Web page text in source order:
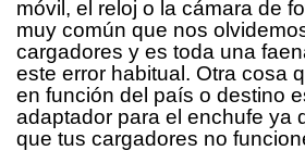
móvil, el reloj o la cámara de
muy común que nos
cargadores y es toda una
este error habitual. Otra cosa
en función del país o destino
adaptador para el enchufe ya
que tus cargadores no